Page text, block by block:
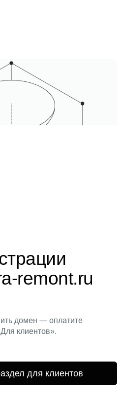
remont.ru
домен — оплатите
клиентов».
для клиентов